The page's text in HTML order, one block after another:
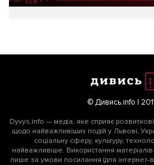
© Дивись.info |
Dyvys.info — медіа, яке сприяє
щодо найважливіших подій у Львові,
соціальну сферу, культуру,
найважливіше. Використання
лише за умови посилання (для інтернет-